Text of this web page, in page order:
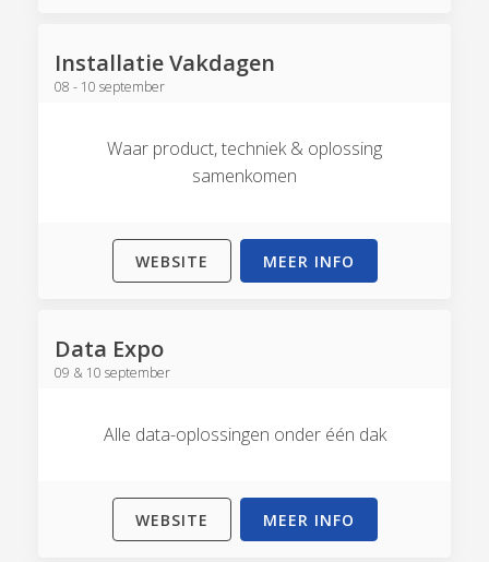
Installatie Vakdagen
08 - 10 september
Waar product, techniek & oplossing
samenkomen
WEBSITE MEER INFO
Data Expo
09 & 10 september
Alle data-oplossingen onder één dak
WEBSITE MEER INFO